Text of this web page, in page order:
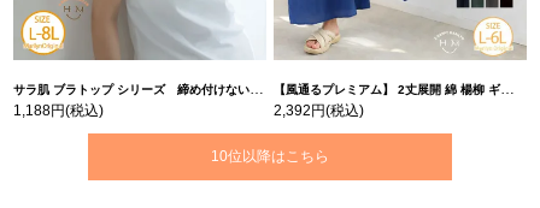
サラ肌 ブラトップ シリーズ 締め付けない リブ タンクトップ | 大きいサイズの通販ならハッピーマリリン
1,188円(税込)
【風通るプレミアム】 2丈展開 綿 楊柳 ギャザー フレア スカンツ 【ウェストゴム】 | 大きいサイズの通販ならハッピーマリリン
2,392円(税込)
10位以降はこちら